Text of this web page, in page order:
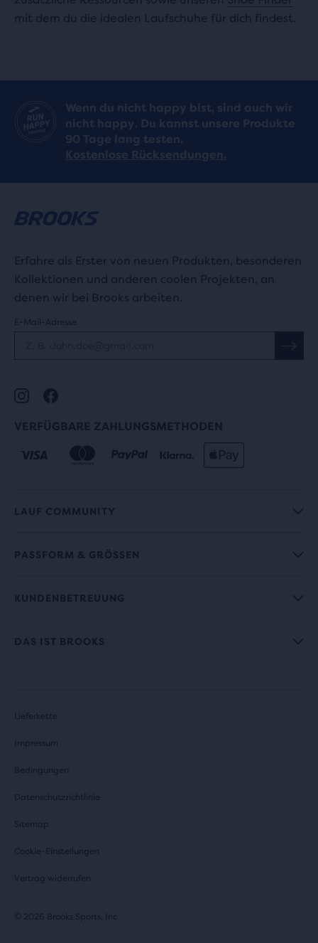
mit dem du die idealen Laufschuhe für dich findest.
Wenn du nicht happy bist, sind auch wir
nicht happy. Du kannst unsere Produkte
90 Tage lang testen.
Kostenlose Rücksendungen.
Erfahre als Erster von neuen Produkten, besonderen
Kollektionen und anderen coolen Projekten, an
denen wir bei Brooks arbeiten.
E-Mail-Adresse
VERFÜGBARE ZAHLUNGSMETHODEN
LAUF COMMUNITY
PASSFORM & GRÖSSEN
KUNDENBETREUUNG
DAS IST BROOKS
Lieferkette
Impressum
Bedingungen
Datenschutzrichtlinie
Sitemap
Cookie-Einstellungen
Vertrag widerrufen
© 2026 Brooks Sports, Inc